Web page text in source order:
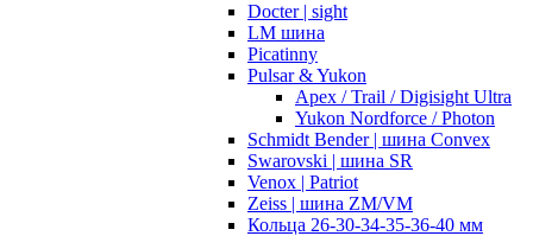
Docter | sight
LM шина
Picatinny
Pulsar & Yukon
Apex / Trail / Digisight Ultra
Yukon Nordforce / Photon
Schmidt Bender | шина Convex
Swarovski | шина SR
Venox | Patriot
Zeiss | шина ZM/VM
Кольца 26-30-34-35-36-40 мм